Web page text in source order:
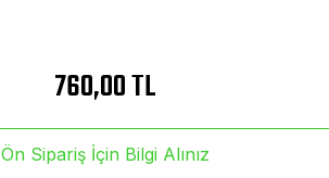
760,00 TL
Ön Sipariş İçin Bilgi Alınız